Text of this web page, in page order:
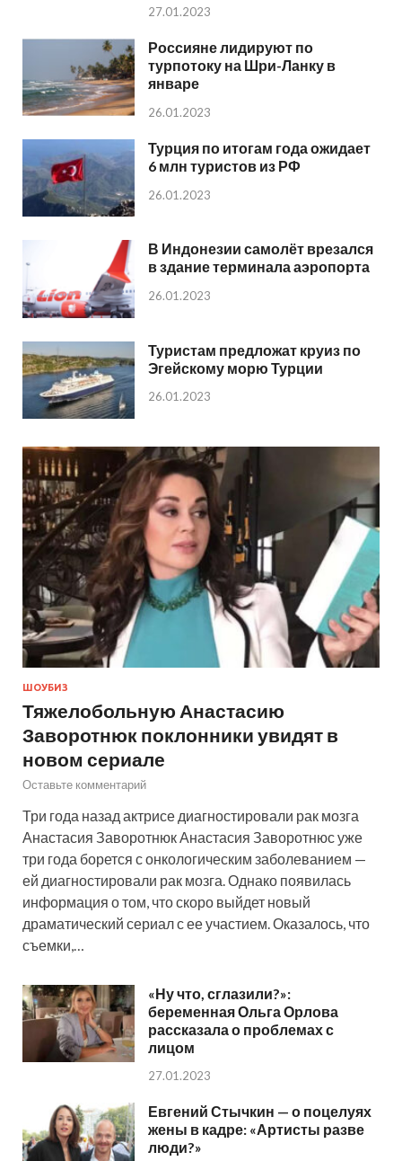
27.01.2023
Россияне лидируют по
турпотоку на Шри-Ланку в
январе
26.01.2023
Турция по итогам года ожидает
6 млн туристов из РФ
26.01.2023
В Индонезии самолёт врезался
в здание терминала аэропорта
26.01.2023
Туристам предложат круиз по
Эгейскому морю Турции
26.01.2023
ШОУБИЗ
Тяжелобольную Анастасию
Заворотнюк поклонники увидят в
новом сериале
Оставьте комментарий
Три года назад актрисе диагностировали рак мозга
Анастасия Заворотнюк Анастасия Заворотнюс уже
три года борется с онкологическим заболеванием —
ей диагностировали рак мозга. Однако появилась
информация о том, что скоро выйдет новый
драматический сериал с ее участием. Оказалось, что
съемки,…
«Ну что, сглазили?»:
беременная Ольга Орлова
рассказала о проблемах с
лицом
27.01.2023
Евгений Стычкин — о поцелуях
жены в кадре: «Артисты разве
люди?»